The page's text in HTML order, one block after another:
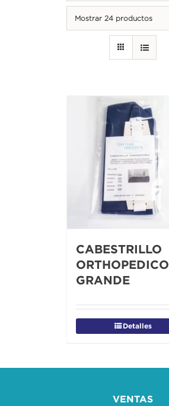
Mostrar 24 productos
CABESTRILLO
ORTHOPEDICO
GRANDE
Detalles
VENTAS